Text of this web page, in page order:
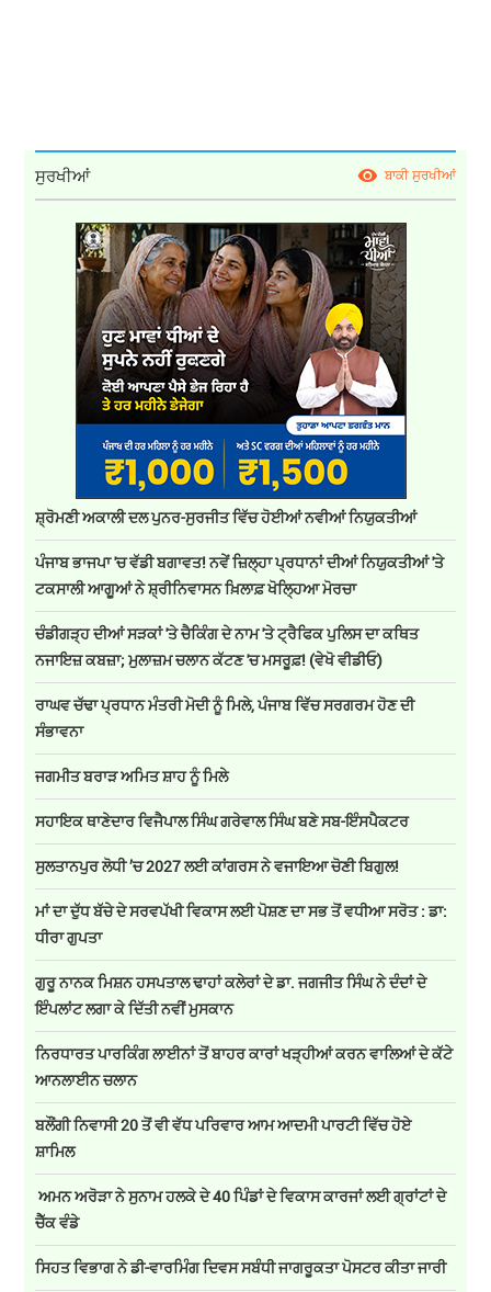
ਸੁਰਖੀਆਂ ਬਾਕੀ ਸੁਰਖੀਆਂ
ਸ਼੍ਰੋਮਣੀ ਅਕਾਲੀ ਦਲ ਪੁਨਰ-ਸੁਰਜੀਤ ਵਿੱਚ ਹੋਈਆਂ ਨਵੀਆਂ ਨਿਯੁਕਤੀਆਂ
ਪੰਜਾਬ ਭਾਜਪਾ 'ਚ ਵੱਡੀ ਬਗਾਵਤ! ਨਵੇਂ ਜ਼ਿਲ੍ਹਾ ਪ੍ਰਧਾਨਾਂ ਦੀਆਂ ਨਿਯੁਕਤੀਆਂ 'ਤੇ
ਟਕਸਾਲੀ ਆਗੂਆਂ ਨੇ ਸ਼੍ਰੀਨਿਵਾਸਨ ਖ਼ਿਲਾਫ਼ ਖੋਲ੍ਹਿਆ ਮੋਰਚਾ
ਚੰਡੀਗੜ੍ਹ ਦੀਆਂ ਸੜਕਾਂ 'ਤੇ ਚੈਕਿੰਗ ਦੇ ਨਾਮ 'ਤੇ ਟ੍ਰੈਫਿਕ ਪੁਲਿਸ ਦਾ ਕਥਿਤ
ਨਜਾਇਜ਼ ਕਬਜ਼ਾ; ਮੁਲਾਜ਼ਮ ਚਲਾਨ ਕੱਟਣ 'ਚ ਮਸਰੂਫ਼! (ਵੇਖੋ ਵੀਡੀਓ)
ਰਾਘਵ ਚੱਢਾ ਪ੍ਰਧਾਨ ਮੰਤਰੀ ਮੋਦੀ ਨੂੰ ਮਿਲੇ, ਪੰਜਾਬ ਵਿੱਚ ਸਰਗਰਮ ਹੋਣ ਦੀ
ਸੰਭਾਵਨਾ
ਜਗਮੀਤ ਬਰਾੜ ਅਮਿਤ ਸ਼ਾਹ ਨੂੰ ਮਿਲੇ
ਸਹਾਇਕ ਥਾਣੇਦਾਰ ਵਿਜੈਪਾਲ ਸਿੰਘ ਗਰੇਵਾਲ ਸਿੰਘ ਬਣੇ ਸਬ-ਇੰਸਪੈਕਟਰ
ਸੁਲਤਾਨਪੁਰ ਲੋਧੀ ’ਚ 2027 ਲਈ ਕਾਂਗਰਸ ਨੇ ਵਜਾਇਆ ਚੋਣੀ ਬਿਗੁਲ!
ਮਾਂ ਦਾ ਦੁੱਧ ਬੱਚੇ ਦੇ ਸਰਵਪੱਖੀ ਵਿਕਾਸ ਲਈ ਪੋਸ਼ਣ ਦਾ ਸਭ ਤੋਂ ਵਧੀਆ ਸਰੋਤ : ਡਾ:
ਧੀਰਾ ਗੁਪਤਾ
ਗੁਰੂ ਨਾਨਕ ਮਿਸ਼ਨ ਹਸਪਤਾਲ ਢਾਹਾਂ ਕਲੇਰਾਂ ਦੇ ਡਾ. ਜਗਜੀਤ ਸਿੰਘ ਨੇ ਦੰਦਾਂ ਦੇ
ਇੰਪਲਾਂਟ ਲਗਾ ਕੇ ਦਿੱਤੀ ਨਵੀਂ ਮੁਸਕਾਨ
ਨਿਰਧਾਰਤ ਪਾਰਕਿੰਗ ਲਾਈਨਾਂ ਤੋਂ ਬਾਹਰ ਕਾਰਾਂ ਖੜ੍ਹੀਆਂ ਕਰਨ ਵਾਲਿਆਂ ਦੇ ਕੱਟੇ
ਆਨਲਾਈਨ ਚਲਾਨ
ਬਲੌਂਗੀ ਨਿਵਾਸੀ 20 ਤੋਂ ਵੀ ਵੱਧ ਪਰਿਵਾਰ ਆਮ ਆਦਮੀ ਪਾਰਟੀ ਵਿੱਚ ਹੋਏ
ਸ਼ਾਮਿਲ
ਅਮਨ ਅਰੋੜਾ ਨੇ ਸੁਨਾਮ ਹਲਕੇ ਦੇ 40 ਪਿੰਡਾਂ ਦੇ ਵਿਕਾਸ ਕਾਰਜਾਂ ਲਈ ਗ੍ਰਾਂਟਾਂ ਦੇ
ਚੈੱਕ ਵੰਡੇ
ਸਿਹਤ ਵਿਭਾਗ ਨੇ ਡੀ-ਵਾਰਮਿੰਗ ਦਿਵਸ ਸਬੰਧੀ ਜਾਗਰੂਕਤਾ ਪੋਸਟਰ ਕੀਤਾ ਜਾਰੀ